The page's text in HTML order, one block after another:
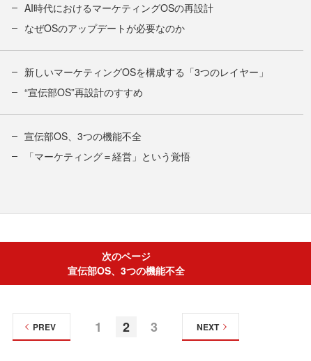
AI時代におけるマーケティングOSの再設計
なぜOSのアップデートが必要なのか
新しいマーケティングOSを構成する「3つのレイヤー」
“宣伝部OS”再設計のすすめ
宣伝部OS、3つの機能不全
「マーケティング＝経営」という覚悟
次のページ
宣伝部OS、3つの機能不全
1 2 3
PREV NEXT